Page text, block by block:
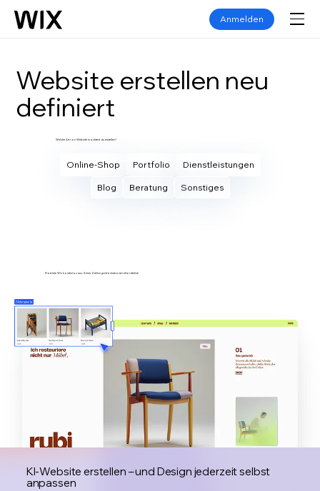
Anmelden
Website erstellen neu
definiert
Welche Art von Website möchtest du erstellen?
Online-Shop Portfolio Dienstleistungen
Blog Beratung Sonstiges
Probiere Wix kostenlos aus. Keine Zahlungsinformationen erforderlich.
KI-Website erstellen – und Design jederzeit selbst
anpassen